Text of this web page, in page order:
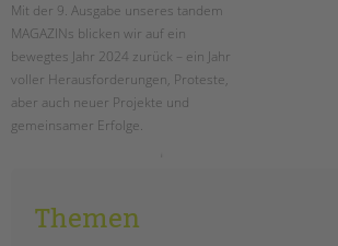
Kinder- und Jugendschutz
Unsere Videos
Gesellschafter VdK
schoolcoach BTL
tandem international
Stellenangebote
tandem als Arbeitgeberin
Mit der 9. Ausgabe unseres tandem
MAGAZINs blicken wir auf ein
bewegtes Jahr 2024 zurück – ein Jahr
voller Herausforderungen, Proteste,
aber auch neuer Projekte und
gemeinsamer Erfolge.
ist
da
Themen